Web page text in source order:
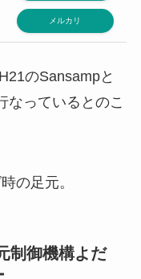
メルカリ
のSansampと
なっているとのこ
の足元。
制御機構よだ